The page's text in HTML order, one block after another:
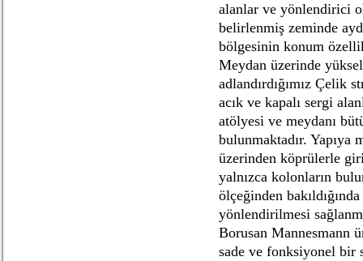
alanlar ve yönlendirici
belirlenmiş zeminde
bölgesinin konum
Meydan üzerinde
adlandırdığımız Çelik
acık ve kapalı sergi
atölyesi ve meydanı
bulunmaktadır. Yapıya
üzerinden köprülerle
yalnızca kolonların
ölçeğinden
yönlendirilmesi
Borusan Mannesmann
sade ve fonksiyonel bir